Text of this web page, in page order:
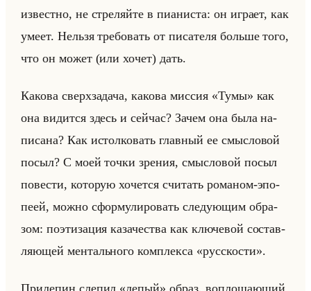
из­вест­но, не стре­ляйте в пи­ани­ста: он иг­ра­ет, как
умеет. Нельзя тре­бо­вать от пи­са­те­ля больше того,
что он может (или хочет) дать.
Ка­ко­ва сверх­за­да­ча, ка­ко­ва мис­сия «Тумы» как
она ви­дит­ся здесь и сейчас? Зачем она была на­
пи­са­на? Как ис­тол­ко­вать глав­ный ее смыс­ло­вой
посыл? С моей точки зре­ния, смыс­ло­вой посыл
по­ве­сти, ко­то­рую хо­чет­ся счи­тать ро­ма­ном-эпо­
пе­ей, можно сфор­му­ли­ро­вать сле­ду­ющим об­ра­
зом: по­эти­за­ция ка­за­че­ства как клю­че­вой со­став­
ля­ющей мен­тально­го ком­плек­са «русскости».